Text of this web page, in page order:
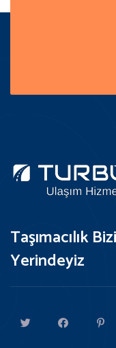
Taşımacılık
Yerindeyiz